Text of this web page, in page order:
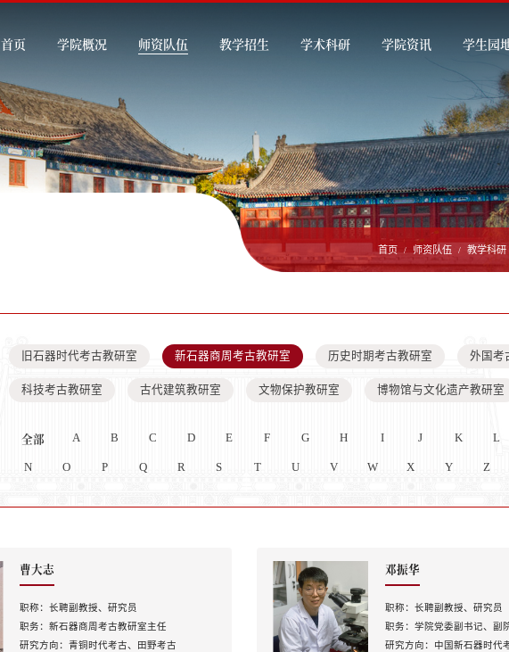
首页 学院概况 师资队伍 教学招生 学术科研 学院资讯 学生园
首页 / 师资队伍 / 教学科研
旧石器时代考古教研室 新石器商周考古教研室 历史时期考古教研室 外国考
科技考古教研室 古代建筑教研室 文物保护教研室 博物馆与文化遗产教研室
全部 A B C D E F G H I J K L
N O P Q R S T U V W X Y Z
曹大志
职称：长聘副教授、研究员
职务：新石器商周考古教研室主任
研究方向：青铜时代考古、田野考古
邓振华
职称： 长聘副教授、研究员
职务： 学院党委副书记、副
研究方向： 中国新石器时代